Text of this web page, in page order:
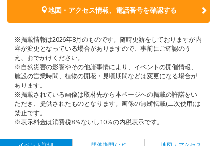
地図・アクセス情報、電話番号を確認する
※掲載情報は2026年8月のものです。随時更新をしておりますが内
容が変更となっている場合がありますので、事前にご確認のう
え、おでかけください。
※自然災害の影響やその他諸事情により、イベントの開催情報、
施設の営業時間、植物の開花・見頃期間などは変更になる場合が
あります。
※掲載されている画像は取材先から本ページへの掲載の許諾をい
ただき、提供されたものとなります。画像の無断転載(二次使用)は
禁止です。
※表示料金は消費税8％ないし10％の内税表示です。